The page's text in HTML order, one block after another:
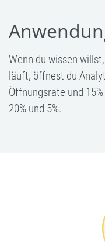
Wenn du wissen
läuft, öffnest du
Öffnungsrate und
20% und 5%.